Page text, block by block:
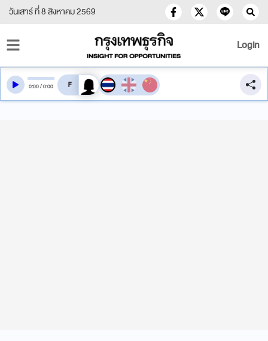
วันเสาร์ ที่ 8 สิงหาคม 2569
Login
0:00/0:00 สลับเสียงอ่าน